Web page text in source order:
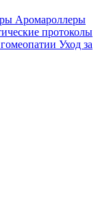
Аромароллеры
протоколы
Уход за